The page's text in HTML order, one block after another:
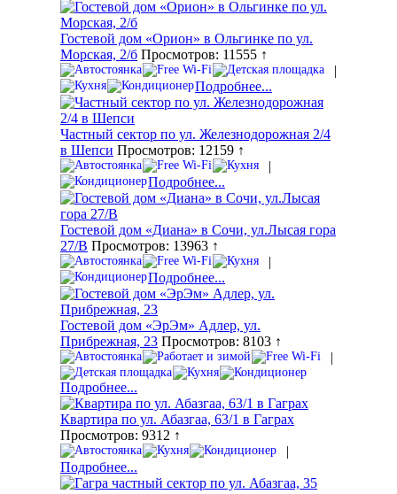
Гостевой дом «Орион» в Ольгинке по ул.
Морская, 2/б Просмотров: 11555 ↑
|
Подробнее...
Частный сектор по ул. Железнодорожная 2/4
в Шепси Просмотров: 12159 ↑
|
Подробнее...
Гостевой дом «Диана» в Сочи, ул.Лысая гора
27/В Просмотров: 13963 ↑
|
Подробнее...
Гостевой дом «ЭрЭм» Адлер, ул.
Прибрежная, 23 Просмотров: 8103 ↑
|
Подробнее...
Квартира по ул. Абазгаа, 63/1 в Гаграх
Просмотров: 9312 ↑
|
Подробнее...